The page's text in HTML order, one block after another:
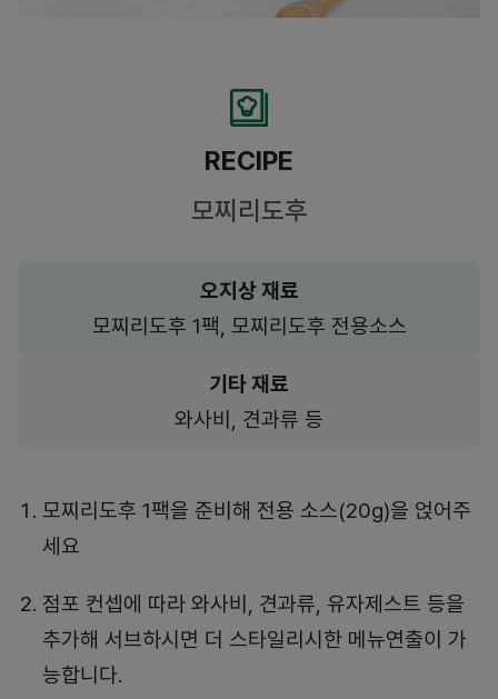
RECIPE
모찌리도후
오지상 재료
모찌리도후 1팩, 모찌리도후 전용소스
기타 재료
와사비, 견과류 등
모찌리도후 1팩을 준비해 전용 소스(20g)을 얹어주
세요
점포 컨셉에 따라 와사비, 견과류, 유자제스트 등을
추가해 서브하시면 더 스타일리시한 메뉴연출이 가
능합니다.